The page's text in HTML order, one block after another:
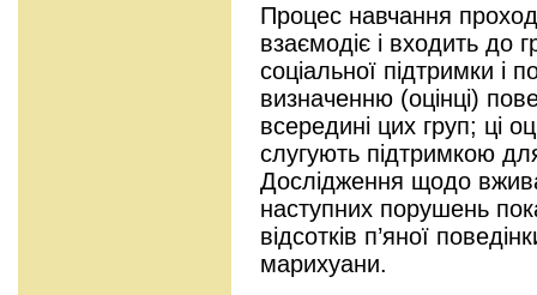
Процес навчання
взаємодіє і входить до
соціальної підтримки і
визначенню (оцінці)
всередині цих груп; ці
слугують підтримкою
Дослідження щодо
наступних порушень
відсотків п’яної
марихуани.